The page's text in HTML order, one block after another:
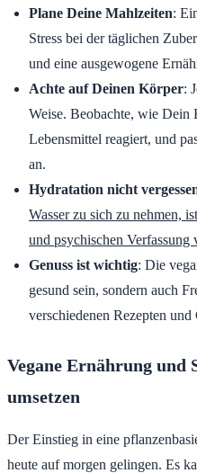
Plane Deine Mahlzeiten:
Stress bei der täglichen
und eine ausgewogene
Achte auf Deinen Körper:
Weise. Beobachte, wie Dein
Lebensmittel reagiert, und
an.
Hydratation nicht
Wasser zu sich zu nehmen,
und psychischen Verfassung
Genuss ist wichtig: Die
gesund sein, sondern auch
verschiedenen Rezepten
Vegane Ernährung
umsetzen
Der Einstieg in eine
heute auf morgen gelingen. Es